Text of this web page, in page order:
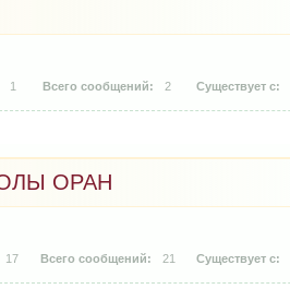
1 2
ОРАН
17 21